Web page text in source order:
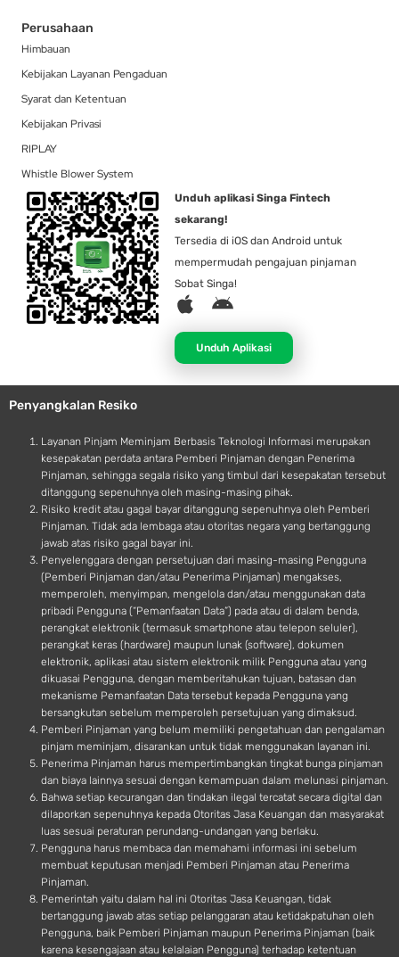
Perusahaan
Himbauan
Kebijakan Layanan Pengaduan
Syarat dan Ketentuan
Kebijakan Privasi
RIPLAY
Whistle Blower System
Unduh aplikasi Singa Fintech
sekarang!
Tersedia di iOS dan Android untuk
mempermudah pengajuan pinjaman
Sobat Singa!
A
p
l
e
A
d
r
o
d
Unduh Aplikasi
Penyangkalan Resiko
Layanan Pinjam Meminjam Berbasis Teknologi Informasi merupakan
kesepakatan perdata antara Pemberi Pinjaman dengan Penerima
Pinjaman, sehingga segala risiko yang timbul dari kesepakatan tersebut
ditanggung sepenuhnya oleh masing-masing pihak.
Risiko kredit atau gagal bayar ditanggung sepenuhnya oleh Pemberi
Pinjaman. Tidak ada lembaga atau otoritas negara yang bertanggung
jawab atas risiko gagal bayar ini.
Penyelenggara dengan persetujuan dari masing-masing Pengguna
(Pemberi Pinjaman dan/atau Penerima Pinjaman) mengakses,
memperoleh, menyimpan, mengelola dan/atau menggunakan data
pribadi Pengguna (“Pemanfaatan Data”) pada atau di dalam benda,
perangkat elektronik (termasuk smartphone atau telepon seluler),
perangkat keras (hardware) maupun lunak (software), dokumen
elektronik, aplikasi atau sistem elektronik milik Pengguna atau yang
dikuasai Pengguna, dengan memberitahukan tujuan, batasan dan
mekanisme Pemanfaatan Data tersebut kepada Pengguna yang
bersangkutan sebelum memperoleh persetujuan yang dimaksud.
Pemberi Pinjaman yang belum memiliki pengetahuan dan pengalaman
pinjam meminjam, disarankan untuk tidak menggunakan layanan ini.
Penerima Pinjaman harus mempertimbangkan tingkat bunga pinjaman
dan biaya lainnya sesuai dengan kemampuan dalam melunasi pinjaman.
Bahwa setiap kecurangan dan tindakan ilegal tercatat secara digital dan
dilaporkan sepenuhnya kepada Otoritas Jasa Keuangan dan masyarakat
luas sesuai peraturan perundang-undangan yang berlaku.
Pengguna harus membaca dan memahami informasi ini sebelum
membuat keputusan menjadi Pemberi Pinjaman atau Penerima
Pinjaman.
Pemerintah yaitu dalam hal ini Otoritas Jasa Keuangan, tidak
bertanggung jawab atas setiap pelanggaran atau ketidakpatuhan oleh
Pengguna, baik Pemberi Pinjaman maupun Penerima Pinjaman (baik
karena kesengajaan atau kelalaian Pengguna) terhadap ketentuan